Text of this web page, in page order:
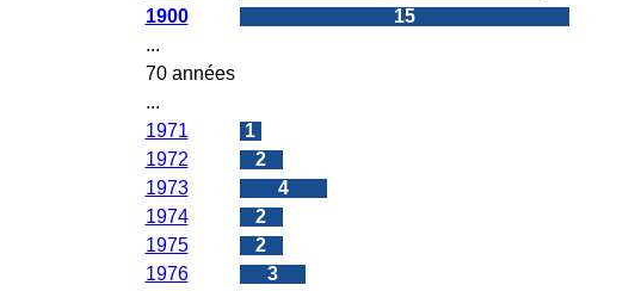
1900
15
...
70 années
...
1971
1
1972
2
1973
4
1974
2
1975
2
1976
3